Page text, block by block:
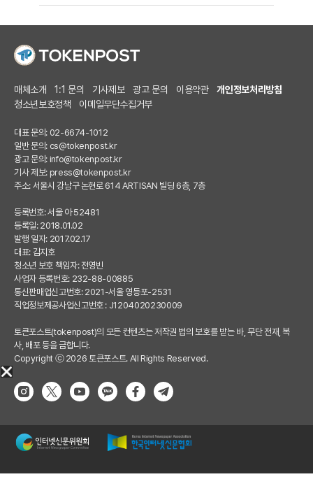
매체소개 1:1 문의 기사제보 광고 문의 이용약관
개인정보처리방침
청소년보호정책
이메일무단수집거부
대표 문의: 02-6674-1012
일반 문의: cs@tokenpost.kr
광고 문의: info@tokenpost.kr
기사 제보: press@tokenpost.kr
주소: 서울시 강남구 논현로 614 ARTISAN 빌딩 6층, 7층
등록번호: 서울 아 52481
등록일: 2018.01.02
발행 일자: 2017.02.17
대표: 김지호
청소년 보호 책임자: 전영빈
사업자 등록번호: 232-88-00885
통신판매업신고번호: 2021-서울 영등포-2531
직업정보제공사업신고번호 : J1204020230009
토큰포스트(tokenpost)의 모든 컨텐츠는 저작권 법의 보호를 받는 바, 무단 전재, 복
사, 배포 등을 금합니다.
Copyright ⓒ 2026 토큰포스트. All Rights Reserved.